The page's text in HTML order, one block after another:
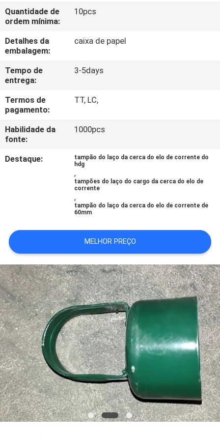
CONTROLE
DA
QUALIDADE
CONTACTE-
NOS
UMAS
CITAÇÕES
PRIVACY
POLICY
Quantidade de
ordem mínima:
10pcs
Detalhes da
embalagem:
caixa de papel
Tempo de
entrega:
3-5days
Termos de
pagamento:
TT, LC,
Habilidade da
fonte:
1000pcs
Destaque:
tampão do laço da cerca do elo de corrente do
hdg
,
tampões do laço do cargo da cerca do elo de
corrente
,
tampão do laço da cerca do elo de corrente de
60mm
MELHOR PREÇO